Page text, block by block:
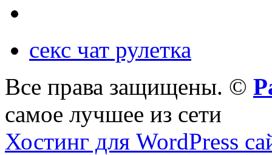
секс чат рулетка
Все права защищены. ©
самое лучшее из сети
Хостинг для WordPress